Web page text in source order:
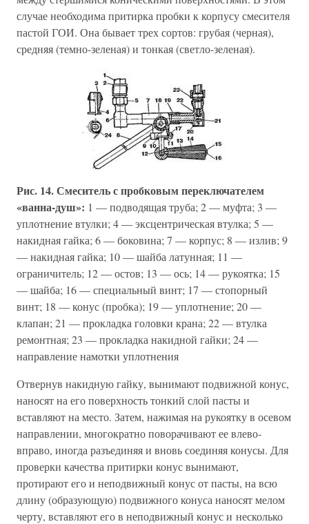
случае необходима притирка пробки к корпусу смесителя
пастой ГОИ. Она бывает трех сортов: грубая (черная),
средняя (темно-зеленая) и тонкая (светло-зеленая).
Рис. 14. Смеситель с пробковым переключателем
«ванна-душ»: 1 — подводящая труба; 2 — муфта; 3 —
уплотнение втулки; 4 — эксцентрическая втулка; 5 —
накидная гайка; 6 — боковина; 7 — корпус; 8 — излив; 9
— накидная гайка; 10 — шайба латунная; 11 —
ограничитель; 12 — остов; 13 — ось; 14 — рукоятка; 15
— шайба; 16 — специальный винт; 17 — стопорный
винт; 18 — конус (пробка); 19 — уплотнение; 20 —
клапан; 21 — прокладка головки крана; 22 — втулка
ремонтная; 23 — прокладка накидной гайки; 24 —
направление намотки уплотнения
Отвернув накидную гайку, вынимают подвижной конус,
наносят на его поверхность тонкий слой пасты и
вставляют на место. Затем, нажимая на рукоятку в осевом
направлении, многократно поворачивают ее влево-
вправо, иногда разъединяя и вновь соединяя конусы. Для
проверки качества притирки конус вынимают,
протирают его и неподвижный конус от пасты, на всю
длину (образующую) подвижного конуса наносят мелом
черту, вставляют его в неподвижный конус и несколько